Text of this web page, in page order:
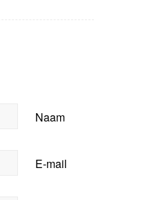
Naam
E-mail